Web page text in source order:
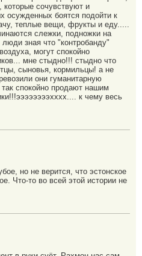
которые сочувствуют и
осужденных боятся подойти к
теплые вещи, фрукты и еду.....
слежки, подножки на
зная что "контробанду"
могут спокойно
мне стыдно!!! стыдно что
сыновья, кормильцы! а не
они гуманитарную
спокойно продают нашим
к чему весь
но не верится, что эстонское
Что-то во всей этой истории не